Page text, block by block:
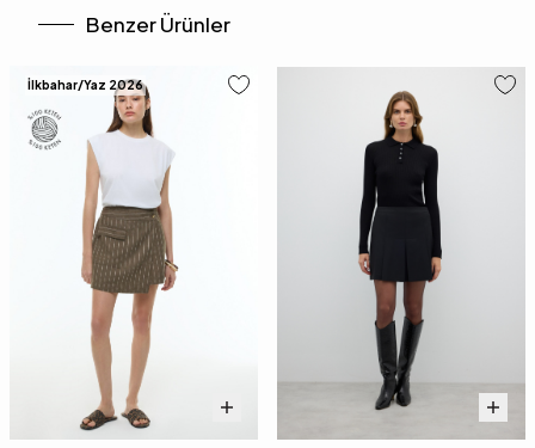
Benzer Ürünler
İlkbahar/Yaz 2026